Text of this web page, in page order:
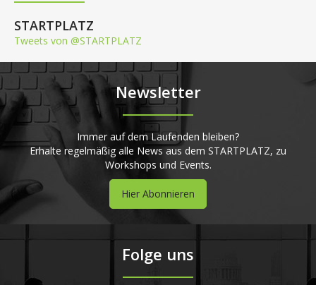
STARTPLATZ
Tweets von @STARTPLATZ
Newsletter
Immer auf dem Laufenden bleiben?
Erhalte regelmäßig alle News aus dem STARTPLATZ, zu
Workshops und Events.
Hier Abonnieren
Folge uns